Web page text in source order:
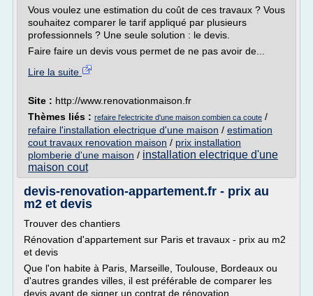
Vous voulez une estimation du coût de ces travaux ? Vous
souhaitez comparer le tarif appliqué par plusieurs
professionnels ? Une seule solution : le devis.
Faire faire un devis vous permet de ne pas avoir de...
Lire la suite
Site : http://www.renovationmaison.fr
Thèmes liés : refaire l'electricite d'une maison combien ca coute /
refaire l'installation electrique d'une maison / estimation
cout travaux renovation maison / prix installation
plomberie d'une maison / installation electrique d'une
maison cout
devis-renovation-appartement.fr - prix au
m2 et devis
Trouver des chantiers
Rénovation d'appartement sur Paris et travaux - prix au m2
et devis
Que l'on habite à Paris, Marseille, Toulouse, Bordeaux ou
d'autres grandes villes, il est préférable de comparer les
devis avant de signer un contrat de rénovation